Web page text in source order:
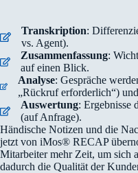
Transkription:
vs. Agent).
Zusammenfassung:
auf einen Blick.
Analyse: Gespräche
„Rückruf erforderlich“)
Auswertung: Ergebnisse
(auf Anfrage).
Händische Notizen und die
jetzt von iMos® RECAP
Mitarbeiter mehr Zeit, um sich
dadurch die Qualität der